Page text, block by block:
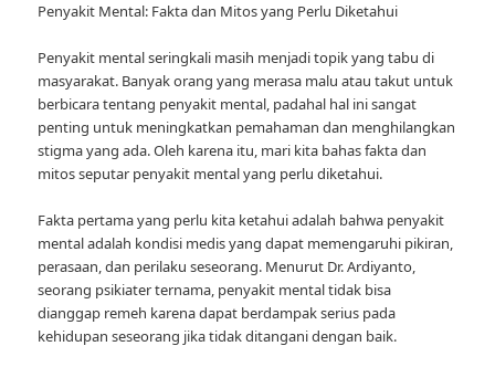
Penyakit Mental: Fakta dan Mitos yang Perlu Diketahui
Penyakit mental seringkali masih menjadi topik yang tabu di
masyarakat. Banyak orang yang merasa malu atau takut untuk
berbicara tentang penyakit mental, padahal hal ini sangat
penting untuk meningkatkan pemahaman dan menghilangkan
stigma yang ada. Oleh karena itu, mari kita bahas fakta dan
mitos seputar penyakit mental yang perlu diketahui.
Fakta pertama yang perlu kita ketahui adalah bahwa penyakit
mental adalah kondisi medis yang dapat memengaruhi pikiran,
perasaan, dan perilaku seseorang. Menurut Dr. Ardiyanto,
seorang psikiater ternama, penyakit mental tidak bisa
dianggap remeh karena dapat berdampak serius pada
kehidupan seseorang jika tidak ditangani dengan baik.